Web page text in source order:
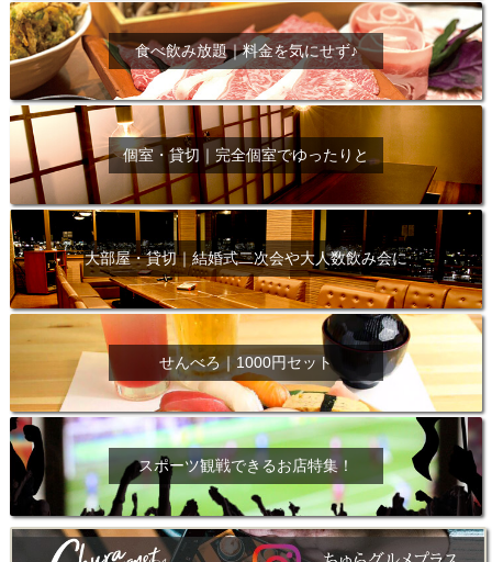
食べ飲み放題｜料金を気にせず♪
個室・貸切｜完全個室でゆったりと
大部屋・貸切｜結婚式二次会や大人数飲み会に
せんべろ｜1000円セット
スポーツ観戦できるお店特集！